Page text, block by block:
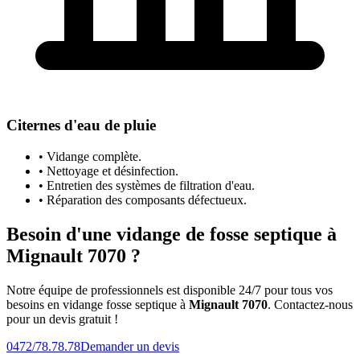
Citernes d'eau de pluie
• Vidange complète.
• Nettoyage et désinfection.
• Entretien des systèmes de filtration d'eau.
• Réparation des composants défectueux.
Besoin d'une vidange de fosse septique à
Mignault 7070 ?
Notre équipe de professionnels est disponible 24/7 pour tous vos
besoins en vidange fosse septique à Mignault 7070. Contactez-nous
pour un devis gratuit !
0472/78.78.78Demander un devis